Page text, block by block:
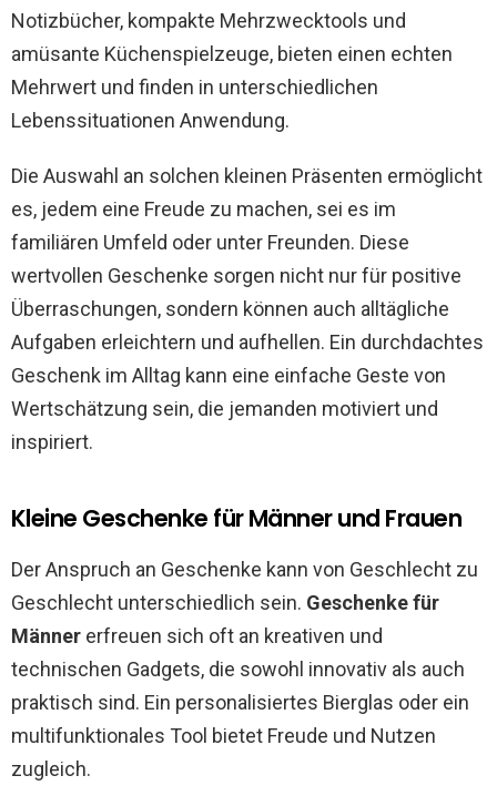
Notizbücher, kompakte Mehrzwecktools und
amüsante Küchenspielzeuge, bieten einen echten
Mehrwert und finden in unterschiedlichen
Lebenssituationen Anwendung.
Die Auswahl an solchen kleinen Präsenten ermöglicht
es, jedem eine Freude zu machen, sei es im
familiären Umfeld oder unter Freunden. Diese
wertvollen Geschenke sorgen nicht nur für positive
Überraschungen, sondern können auch alltägliche
Aufgaben erleichtern und aufhellen. Ein durchdachtes
Geschenk im Alltag kann eine einfache Geste von
Wertschätzung sein, die jemanden motiviert und
inspiriert.
Kleine Geschenke für Männer und Frauen
Der Anspruch an Geschenke kann von Geschlecht zu
Geschlecht unterschiedlich sein. Geschenke für
Männer erfreuen sich oft an kreativen und
technischen Gadgets, die sowohl innovativ als auch
praktisch sind. Ein personalisiertes Bierglas oder ein
multifunktionales Tool bietet Freude und Nutzen
zugleich.